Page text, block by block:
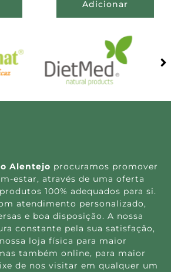
Adicionar
Alentejo procuramos promover
estar, através de uma oferta
100% adequados para si.
atendimento personalizado,
e boa disposição. A nossa
constante pela sua satisfação,
loja física para maior
também online, para maior
de nos visitar em qualquer um